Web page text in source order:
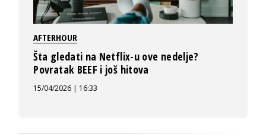
AFTERHOUR
Šta gledati na Netflix-u ove nedelje?
Povratak BEEF i još hitova
15/04/2026 | 16:33